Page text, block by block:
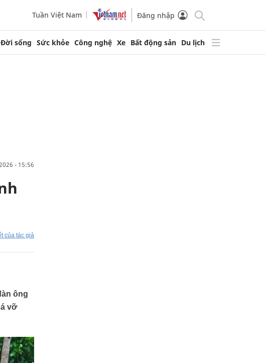
Tuần Việt Nam Đăng nhập
Đời sống Sức khỏe Công nghệ Xe Bất động sản Du lịch
- 15:56
của tác giả
ông
vỡ